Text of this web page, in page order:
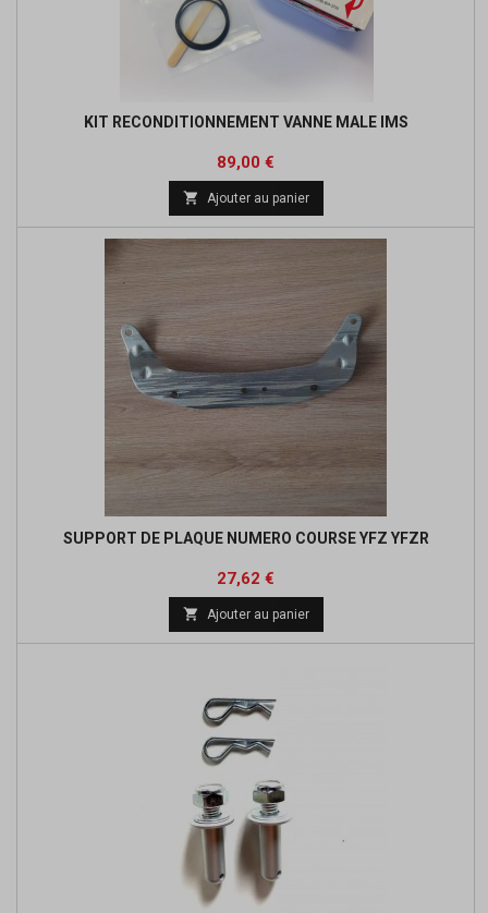
KIT RECONDITIONNEMENT VANNE MALE IMS
Prix
89,00 €
 Ajouter au panier
SUPPORT DE PLAQUE NUMERO COURSE YFZ YFZR
Prix
27,62 €
base
 Ajouter au panier